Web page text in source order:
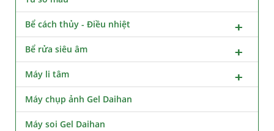
Bể cách thủy - Điều nhiệt
Bể rửa siêu âm
Máy li tâm
Máy chụp ảnh Gel Daihan
Máy soi Gel Daihan